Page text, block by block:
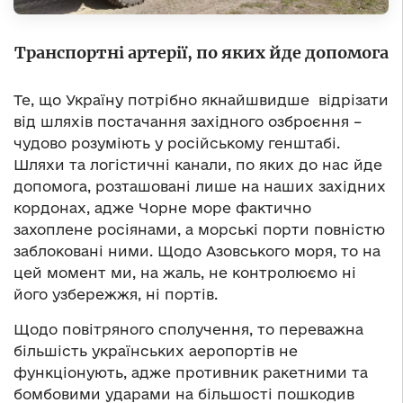
Транспортні артерії, по яких йде допомога
Те, що Україну потрібно якнайшвидше відрізати
від шляхів постачання західного озброєння –
чудово розуміють у російському генштабі.
Шляхи та логістичні канали, по яких до нас йде
допомога, розташовані лише на наших західних
кордонах, адже Чорне море фактично
захоплене росіянами, а морські порти повністю
заблоковані ними. Щодо Азовського моря, то на
цей момент ми, на жаль, не контролюємо ні
його узбережжя, ні портів.
Щодо повітряного сполучення, то переважна
більшість українських аеропортів не
функціонують, адже противник ракетними та
бомбовими ударами на більшості пошкодив